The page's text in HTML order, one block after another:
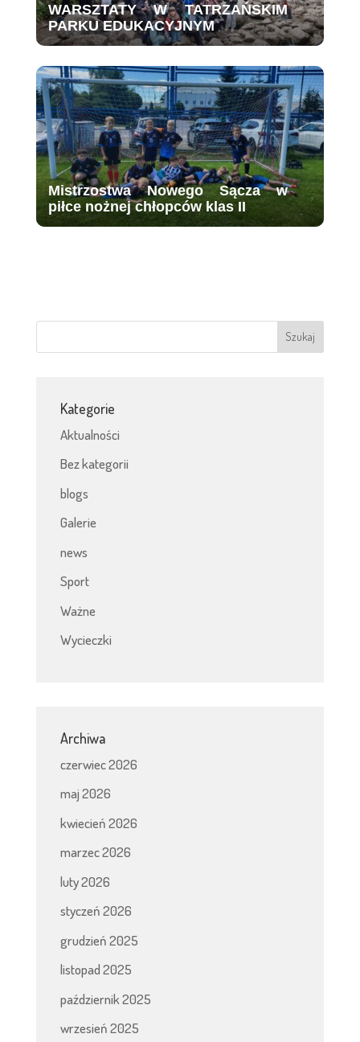
WARSZTATY W TATRZAŃSKIM
PARKU EDUKACYJNYM
Mistrzostwa Nowego Sącza w
piłce nożnej chłopców klas II
Kategorie
Aktualności
Bez kategorii
blogs
Galerie
news
Sport
Ważne
Wycieczki
Archiwa
czerwiec 2026
maj 2026
kwiecień 2026
marzec 2026
luty 2026
styczeń 2026
grudzień 2025
listopad 2025
październik 2025
wrzesień 2025